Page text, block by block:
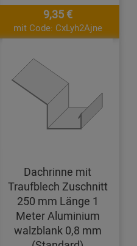
9,35 €
mit Code: CxLyh2Ajne
Dachrinne mit
Traufblech Zuschnitt
250 mm Länge 1
Meter Aluminium
walzblank 0,8 mm